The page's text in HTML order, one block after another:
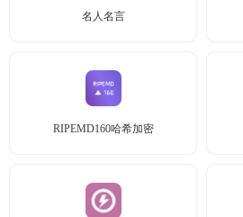
名人名言
RIPEMD160哈希加密